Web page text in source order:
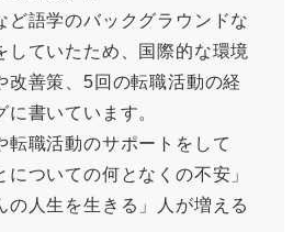
ど語学のバックグラウンドな
していたため、国際的な環境
改善策、5回の転職活動の経
書いています。
転職活動のサポートをして
についての何となくの不安」
の人生を生きる」人が増える